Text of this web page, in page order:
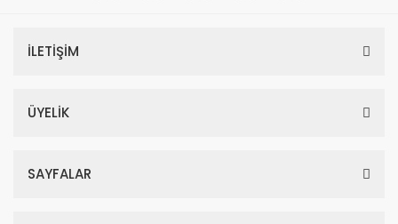
İLETİŞİM
ÜYELİK
SAYFALAR